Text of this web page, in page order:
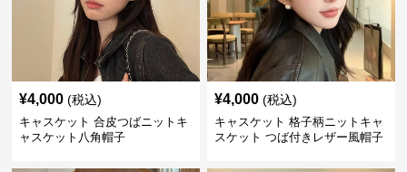
¥4,000 (税込)
キャスケット 合皮つばニットキ
ャスケット八角帽子
¥4,000 (税込)
キャスケット 格子柄ニットキャ
スケット つば付きレザー風帽子